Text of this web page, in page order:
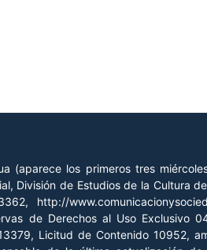
(aparece los primeros tres
División de Estudios de la Cultura
http://
de Derechos al Uso Exclusivo
Licitud de Contenido 10952,